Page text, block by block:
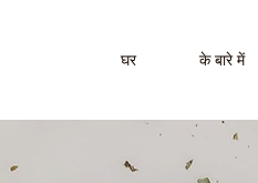
घर के बारे में